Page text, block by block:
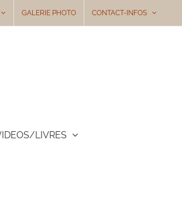
GALERIE PHOTO CONTACT-INFOS
LIVRES